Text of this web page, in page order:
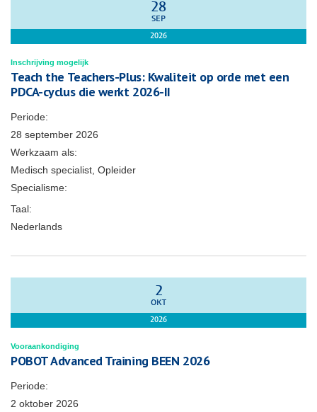
28
SEP
2026
Inschrijving mogelijk
Teach the Teachers-Plus: Kwaliteit op orde met een
PDCA-cyclus die werkt 2026-II
Periode:
28 september 2026
Werkzaam als:
Medisch specialist, Opleider
Specialisme:
Taal:
Nederlands
2
OKT
2026
Vooraankondiging
POBOT Advanced Training BEEN 2026
Periode:
2 oktober 2026